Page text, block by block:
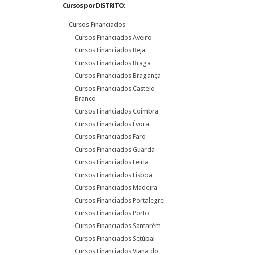
Cursos por DISTRITO:
Cursos Financiados
Cursos Financiados Aveiro
Cursos Financiados Beja
Cursos Financiados Braga
Cursos Financiados Bragança
Cursos Financiados Castelo
Branco
Cursos Financiados Coimbra
Cursos Financiados Évora
Cursos Financiados Faro
Cursos Financiados Guarda
Cursos Financiados Leiria
Cursos Financiados Lisboa
Cursos Financiados Madeira
Cursos Financiados Portalegre
Cursos Financiados Porto
Cursos Financiados Santarém
Cursos Financiados Setúbal
Cursos Financiados Viana do